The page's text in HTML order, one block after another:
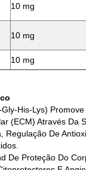
10 mg
10 mg
10 mg
His-Lys)
(ECM) Através Da
Regulação De
De Proteção Do